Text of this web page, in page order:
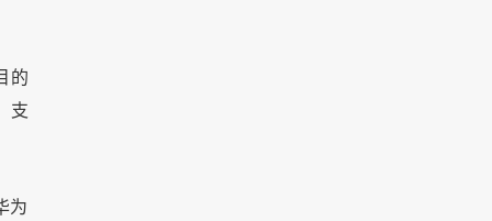
的
支
为